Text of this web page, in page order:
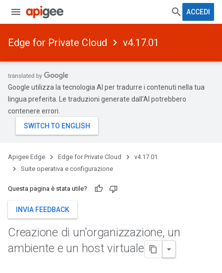
ACCEDI
Edge for Private Cloud v4.17.01
Google utilizza la tecnologia AI per tradurre i contenuti nella tua
lingua preferita. Le traduzioni generate dall'AI potrebbero
contenere errori.
Apigee Edge Edge for Private Cloud
v4.17.01
Suite operativa e configurazione
Questa pagina è stata utile?
INVIA FEEDBACK
Creazione di un'organizzazione, un
ambiente e un host virtuale